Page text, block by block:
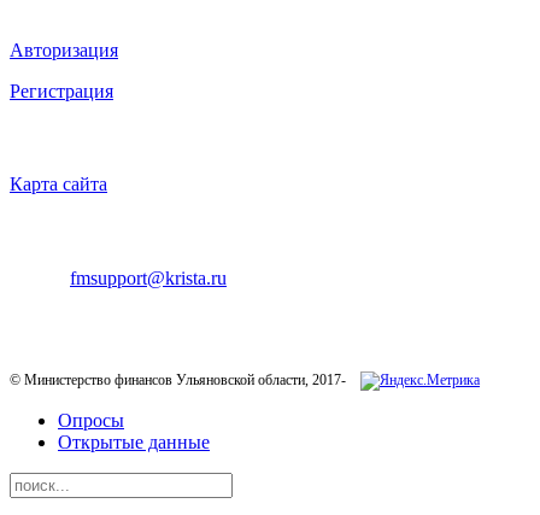
Авторизация
Регистрация
Карта сайта
fmsupport@krista.ru
© Министерство финансов Ульяновской области, 2017-
Опросы
Открытые данные